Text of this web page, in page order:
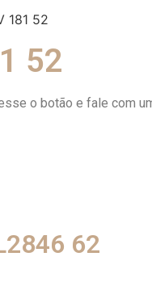
181 52
52
o botão e fale com
62